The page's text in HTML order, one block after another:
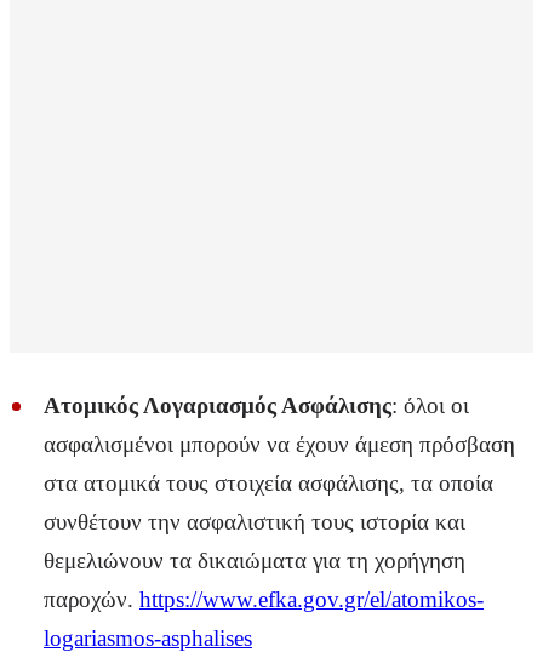
Ατομικός Λογαριασμός Ασφάλισης: όλοι οι
ασφαλισμένοι μπορούν να έχουν άμεση πρόσβαση
στα ατομικά τους στοιχεία ασφάλισης, τα οποία
συνθέτουν την ασφαλιστική τους ιστορία και
θεμελιώνουν τα δικαιώματα για τη χορήγηση
παροχών. https://www.efka.gov.gr/el/atomikos-
logariasmos-asphalises